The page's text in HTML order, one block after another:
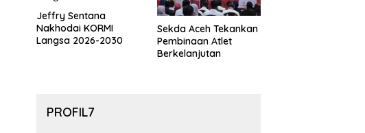
Jeffry Sentana
Nakhodai KORMI
Langsa 2026-2030
Sekda Aceh Tekankan
Pembinaan Atlet
Berkelanjutan
PROFIL7